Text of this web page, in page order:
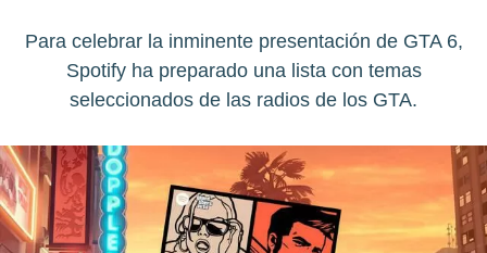
Para celebrar la inminente presentación de GTA 6,
Spotify ha preparado una lista con temas
seleccionados de las radios de los GTA.